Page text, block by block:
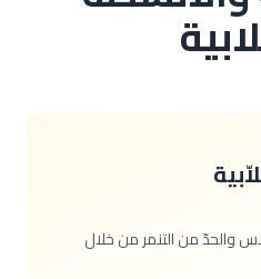
والحدّ من التنمر من خلال